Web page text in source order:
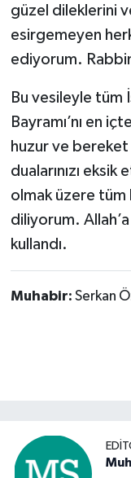
güzel dileklerini
esirgemeyen
ediyorum.
Bu vesileyle tüm
Bayramı’nı en
huzur ve
dualarınızı eksik
olmak üzere tüm
diliyorum.
kullandı.
Muhabir: Serkan